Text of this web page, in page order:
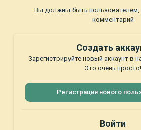
Вы должны быть пользователем,
комментарий
Создать
Зарегистрируйте новый аккаунт в
Это очень просто!
Регистрация нового
Войти